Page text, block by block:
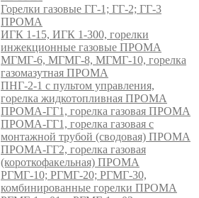
Горелки газовые ГГ-1; ГГ-2; ГГ-3
ПРОМА
ИГК 1-15, ИГК 1-300, горелки
инжекционные газовые ПРОМА
МГМГ-6, МГМГ-8, МГМГ-10, горелка
газомазутная ПРОМА
ПНГ-2-1 с пультом управления,
горелка жидкотопливная ПРОМА
ПРОМА-ГГ1, горелка газовая ПРОМА
ПРОМА-ГГ1, горелка газовая с
монтажной трубой (сводовая) ПРОМА
ПРОМА-ГГ2, горелка газовая
(короткофакельная) ПРОМА
РГМГ-10; РГМГ-20; РГМГ-30,
комбинированные горелки ПРОМА